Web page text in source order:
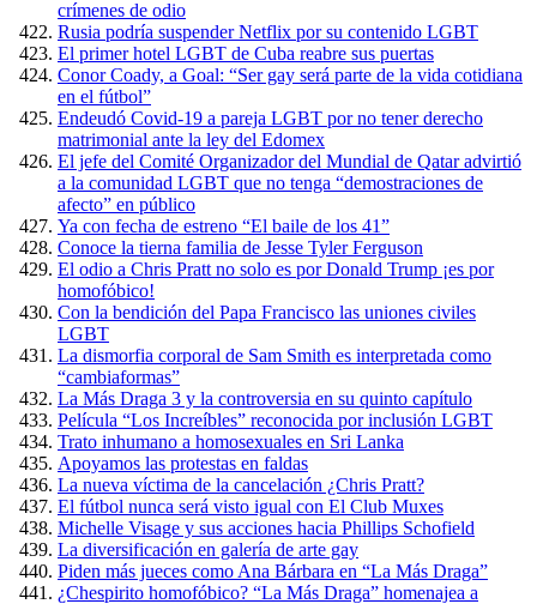
crímenes de odio
Rusia podría suspender Netflix por su contenido LGBT
El primer hotel LGBT de Cuba reabre sus puertas
Conor Coady, a Goal: “Ser gay será parte de la vida cotidiana
en el fútbol”
Endeudó Covid-19 a pareja LGBT por no tener derecho
matrimonial ante la ley del Edomex
El jefe del Comité Organizador del Mundial de Qatar advirtió
a la comunidad LGBT que no tenga “demostraciones de
afecto” en público
Ya con fecha de estreno “El baile de los 41”
Conoce la tierna familia de Jesse Tyler Ferguson
El odio a Chris Pratt no solo es por Donald Trump ¡es por
homofóbico!
Con la bendición del Papa Francisco las uniones civiles
LGBT
La dismorfia corporal de Sam Smith es interpretada como
“cambiaformas”
La Más Draga 3 y la controversia en su quinto capítulo
Película “Los Increíbles” reconocida por inclusión LGBT
Trato inhumano a homosexuales en Sri Lanka
Apoyamos las protestas en faldas
La nueva víctima de la cancelación ¿Chris Pratt?
El fútbol nunca será visto igual con El Club Muxes
Michelle Visage y sus acciones hacia Phillips Schofield
La diversificación en galería de arte gay
Piden más jueces como Ana Bárbara en “La Más Draga”
¿Chespirito homofóbico? “La Más Draga” homenajea a